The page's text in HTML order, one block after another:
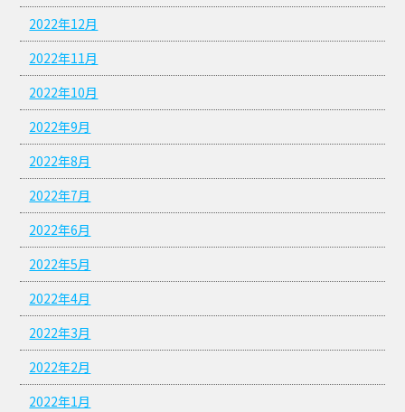
2022年12月
2022年11月
2022年10月
2022年9月
2022年8月
2022年7月
2022年6月
2022年5月
2022年4月
2022年3月
2022年2月
2022年1月